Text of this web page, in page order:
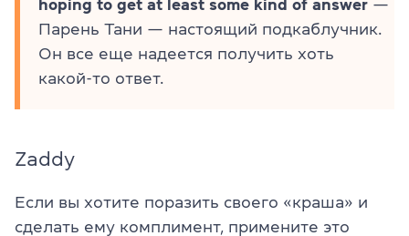
hoping to get at least some kind of answer —
Парень Тани — настоящий подкаблучник.
Он все еще надеется получить хоть
какой-то ответ.
Zaddy
Если вы хотите поразить своего «краша» и
сделать ему комплимент, примените это